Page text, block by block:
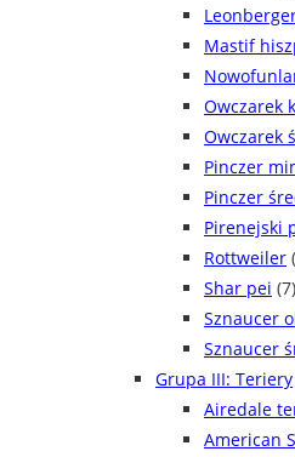
Mastif
Owczarek
Owczarek
Pinczer
Pinczer
Pirenejski
Rottweiler
Shar pei (7)
Sznaucer
Sznaucer
Grupa III: Teriery
Airedale
American